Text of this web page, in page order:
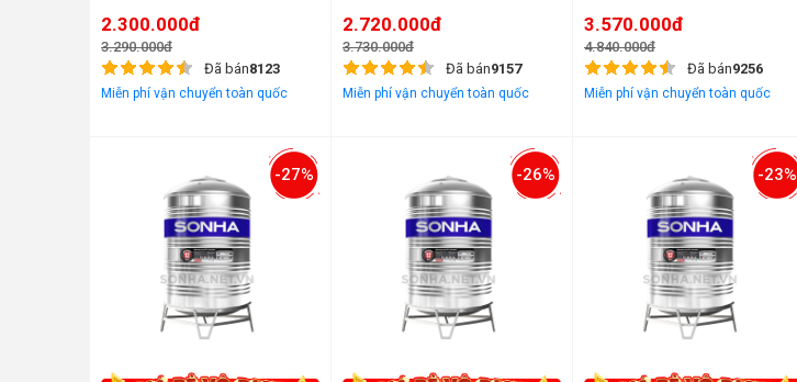
2.300.000đ
3.290.000đ
Đã bán8123
Miễn phí vận chuyển toàn quốc
2.720.000đ
3.730.000đ
Đã bán9157
Miễn phí vận chuyển toàn quốc
3.570.000đ
4.840.000đ
Đã bán9256
Miễn phí vận chuyển toàn quốc
-27% -26% -23%